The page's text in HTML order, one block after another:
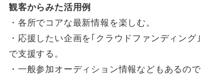
観客からみた活用例
・各所でコアな最新情報を楽しむ。
・応援したい企画を｢クラウドファンディング｣
で支援する。
・一般参加オーディション情報などもあるので